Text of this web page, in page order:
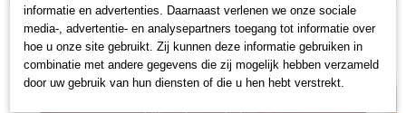
50% korting
informatie en advertenties. Daarnaast verlenen we onze sociale
media-, advertentie- en analysepartners toegang tot informatie over
hoe u onze site gebruikt. Zij kunnen deze informatie gebruiken in
combinatie met andere gegevens die zij mogelijk hebben verzameld
door uw gebruik van hun diensten of die u hen hebt verstrekt.